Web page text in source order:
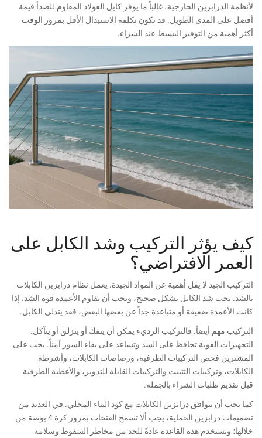
لأنظمة الدرابزين الخارجية، غالباً ما يوفر كابل الفولاذ المقاوم للصدأ قيمة
أفضل على المدى الطويل. قد تكون تكلفة الاستبدال الأقل بمرور الوقت
أكثر أهمية من التوفير البسيط عند الشراء.
كيف يؤثر التركيب وشد الكابل على
العمر الافتراضي؟
التركيب الجيد لا يقل أهمية عن المواد الجيدة. يعمل نظام درابزين الكابلات
بالشد. يجب شد الكابل بشكل صحيح، ويجب أن تقاوم الأعمدة قوة الشد. إذا
كانت الأعمدة ضعيفة أو متباعدة جداً عن بعضها البعض، فقد يتدلى الكابل.
التركيب مهم أيضاً. فالتركيب الرديء يمكن أن ينفك أو ينزلق أو يتآكل.
التجهيزات القوية تحافظ على الشد وتساعد على بقاء السور آمناً. يجب على
المشترين فحص التركيبات الطرفية، ورصاصات الكابلات، وأشرطة
الكابلات، وتركيبات التثبيت والتركيبات القابلة للتدوير، والأغطية الطرفية
قبل تقديم طلبات الشراء بالجملة.
كما يجب أن يتوافق درابزين الكابلات مع كود البناء المحلي. في العديد من
تصميمات درابزين الحماية، يجب ألا تسمح الفتحات بمرور كرة 4 بوصة من
خلالها؛ وتستخدم هذه القاعدة عادةً للحد من مخاطر السقوط وسلامة